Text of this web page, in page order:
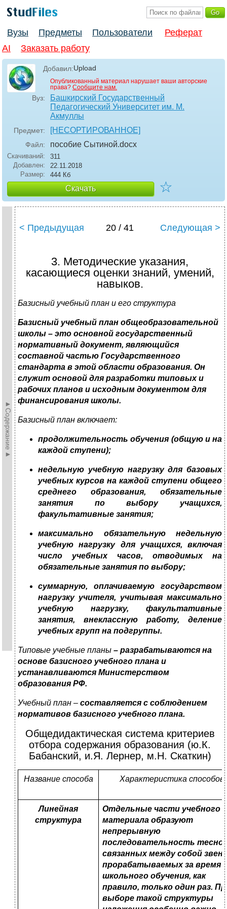
Вузы Предметы Пользователи
Реферат
AI
Заказать работу
Добавил:Upload
Опубликованный материал нарушает ваши авторские
права? Сообщите нам.
Вуз:
Башкирский Государственный
Педагогический Университет им. М.
Акмуллы
Предмет: [НЕСОРТИРОВАННОЕ]
Файл: пособие Сытиной.docx
Скачиваний:
311
Добавлен:
22.11.2018
Размер:
444 Кб
Скачать ☆
►Содержание►
< Предыдущая 20 / 41 Следующая >
3. Методические указания,
касающиеся оценки знаний, умений,
навыков.
Базисный учебный план и его структура
Базисный учебный план общеобразовательной
школы – это основной государственный
нормативный документ, являющийся
составной частью Государственного
стандарта в этой области образования. Он
служит основой для разработки типовых и
рабочих планов и исходным документом для
финансирования школы.
Базисный план включает:
продолжительность обучения (общую и на
каждой ступени);
недельную учебную нагрузку для базовых
учебных курсов на каждой ступени общего
среднего образования, обязательные
занятия по выбору учащихся,
факультативные занятия;
максимально обязательную недельную
учебную нагрузку для учащихся, включая
число учебных часов, отводимых на
обязательные занятия по выбору;
суммарную, оплачиваемую государством
нагрузку учителя, учитывая максимально
учебную нагрузку, факультативные
занятия, внеклассную работу, деление
учебных групп на подгруппы.
Типовые учебные планы – разрабатываются на
основе базисного учебного плана и
устанавливаются Министерством
образования РФ.
Учебный план – составляется с соблюдением
нормативов базисного учебного плана.
Общедидактическая система критериев
отбора содержания образования (ю.К.
Бабанский, и.Я. Лернер, м.Н. Скаткин)
Название способа Характеристика способов
Линейная
структура
Отдельные части учебного
материала образуют
непрерывную
последовательность тесно
связанных между собой
прорабатываемых за время
школьного обучения, как
правило, только один раз.
выборе такой структуры